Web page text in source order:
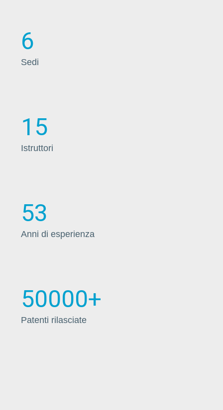
6
Sedi
15
Istruttori
53
Anni di esperienza
50000+
Patenti rilasciate